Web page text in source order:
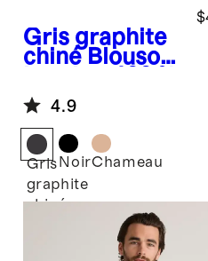
Gris graphite
chiné Blouson
cachemire de
Mongolie
4.9
Gris
graphite
chiné
NoirChameau